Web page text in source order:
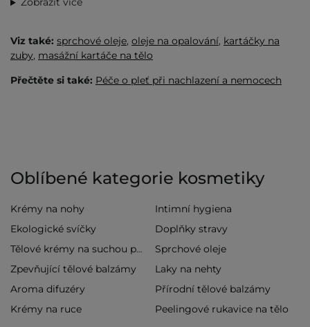
Viz také: sprchové oleje, oleje na opalování, kartáčky na
zuby, masážní kartáče na tělo
Přečtěte si také: Péče o pleť při nachlazení a nemocech
Oblíbené kategorie kosmetiky
Krémy na nohy
Intimní hygiena
Ekologické svíčky
Doplňky stravy
Tělové krémy na suchou pokožku
Sprchové oleje
Zpevňující tělové balzámy
Laky na nehty
Aroma difuzéry
Přírodní tělové balzámy
Krémy na ruce
Peelingové rukavice na tělo